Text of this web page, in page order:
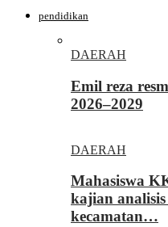
pendidikan
DAERAH
Emil reza
2026–2029
DAERAH
Mahasiswa
kajian analisis
kecamatan…